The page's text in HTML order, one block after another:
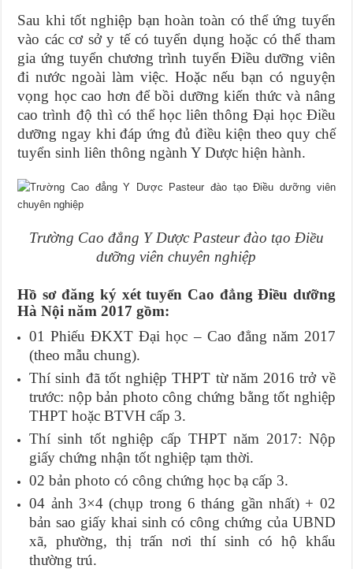
Sau khi tốt nghiệp bạn hoàn toàn có thể ứng tuyển
vào các cơ sở y tế có tuyển dụng hoặc có thể tham
gia ứng tuyển chương trình tuyển Điều dưỡng viên
đi nước ngoài làm việc. Hoặc nếu bạn có nguyện
vọng học cao hơn để bồi dưỡng kiến thức và nâng
cao trình độ thì có thể học liên thông Đại học Điều
dưỡng ngay khi đáp ứng đủ điều kiện theo quy chế
tuyển sinh liên thông ngành Y Dược hiện hành.
Trường Cao đẳng Y Dược Pasteur đào tạo Điều
dưỡng viên chuyên nghiệp
Hồ sơ đăng ký xét tuyển Cao đẳng Điều dưỡng
Hà Nội năm 2017 gồm:
01 Phiếu ĐKXT Đại học – Cao đẳng năm 2017
(theo mẫu chung).
Thí sinh đã tốt nghiệp THPT từ năm 2016 trở về
trước: nộp bản photo công chứng bằng tốt nghiệp
THPT hoặc BTVH cấp 3.
Thí sinh tốt nghiệp cấp THPT năm 2017: Nộp
giấy chứng nhận tốt nghiệp tạm thời.
02 bản photo có công chứng học bạ cấp 3.
04 ảnh 3×4 (chụp trong 6 tháng gần nhất) + 02
bản sao giấy khai sinh có công chứng của UBND
xã, phường, thị trấn nơi thí sinh có hộ khẩu
thường trú.